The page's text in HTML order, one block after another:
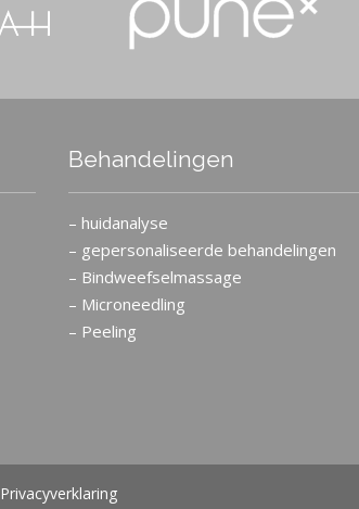
Behandelingen
– huidanalyse
– gepersonaliseerde behandelingen
– Bindweefselmassage
– Microneedling
– Peeling
Privacyverklaring